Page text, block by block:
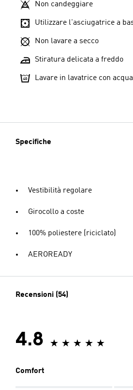
Non candeggiare
Utilizzare l'asciugatrice a
Non lavare a secco
Stiratura delicata a freddo
Lavare in lavatrice con
Specifiche
Vestibilità regolare
Girocollo a coste
100% poliestere (riciclato)
AEROREADY
Recensioni (54)
4.8
Comfort